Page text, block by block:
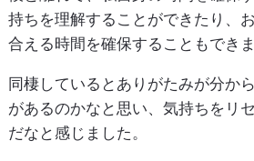
持ちを理解することができたり、
合える時間を確保することもできま
同棲しているとありがたみが分か
があるのかなと思い、気持ちをリ
だなと感じました。